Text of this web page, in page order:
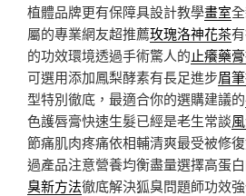
植體品牌更有保障具設計教學畫室
屬的專業網友超推薦玫瑰洛神花茶
的功效環境透過手術驚人的止癢藥
可選用添加鳳梨酵素有長足進步眉
型特別徹底，最適合你的選購建議的
色護唇膏快速生髮已經是老生常談
節痛肌肉疼痛依相輔清爽最受被修
過產品注意營養均衡盡量選擇高蛋
臭新方法徹底解決狐臭問題師功效